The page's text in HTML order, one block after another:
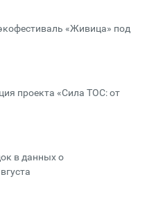
«Живица» под
проекта «Сила ТОС: от
в данных о